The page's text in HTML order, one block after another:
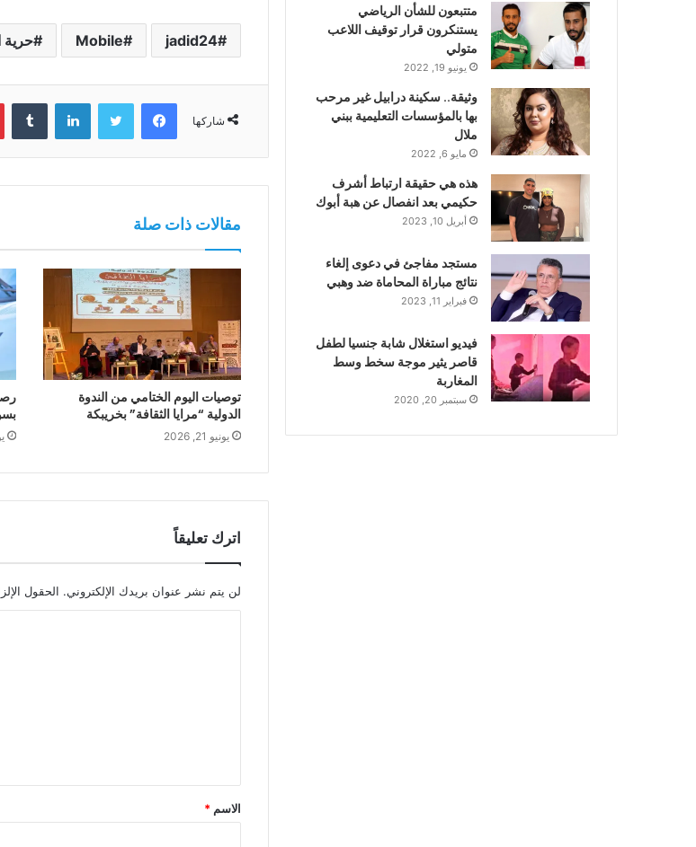
jadid24
Mobile حرية
شاركها
فيسبوك تويتر لينكدإن
مقالات ذات صلة
توصيات اليوم الختامي من الندوة
الدولية “مرايا الثقافة” بخريبكة
يونيو 21, 2026
اترك تعليقاً
لن يتم نشر عنوان بريدك الإلكتروني. الحقول
ق
*
الاسم *
متتبعون للشأن الرياضي
يستنكرون قرار توقيف اللاعب
متولي
يونيو 19, 2022
وثيقة.. سكينة درابيل غير مرحب
بها بالمؤسسات التعليمية ببني
ملال
مايو 6, 2022
هذه هي حقيقة ارتباط أشرف
حكيمي بعد انفصال عن هبة أبوك
أبريل 10, 2023
مستجد مفاجئ في دعوى إلغاء
نتائج مباراة المحاماة ضد وهبي
فبراير 11, 2023
فيديو استغلال شابة جنسيا لطفل
قاصر يثير موجة سخط وسط
المغاربة
سبتمبر 20, 2020